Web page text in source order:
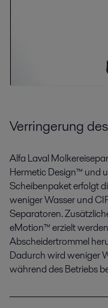
Verringerung
Alfa Laval
Hermetic Design™ und
Scheibenpaket erfolgt
weniger Wasser und
Separatoren.
eMotion™ erzielt
Abscheidertrommel
Dadurch wird weniger
während des Betriebs